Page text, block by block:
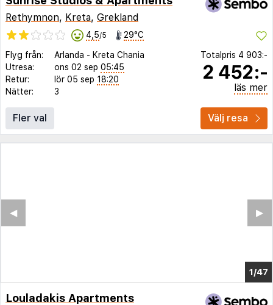
Rethymnon, Kreta, Grekland
4,5/5 29°C
Flyg från: Arlanda - Kreta Chania
Utresa:
ons 02 sep 05:45
Retur:
lör 05 sep 18:20
Nätter:
3
Totalpris 4 903:-
2 452:-
läs mer
Fler val Välj resa
1/42
▶︎
◀︎
Louladakis Apartments